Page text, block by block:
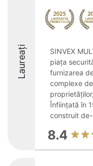
Laureați
SINVEX
piața
furnizarea
complexe
Înființată în
construit
8.4